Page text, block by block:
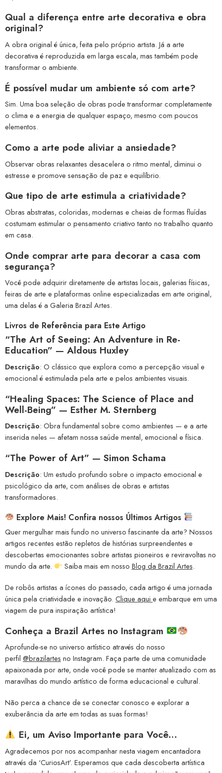
Qual a diferença entre arte decorativa e obra
original?
A obra original é única, feita pelo próprio artista. Já a arte
decorativa é reproduzida em larga escala, mas também pode
transformar o ambiente.
É possível mudar um ambiente só com arte?
Sim. Uma boa seleção de obras pode transformar completamente
o clima e a energia de qualquer espaço, mesmo com poucos
elementos.
Como a arte pode aliviar a ansiedade?
Observar obras relaxantes desacelera o ritmo mental, diminui o
estresse e promove sensação de paz e equilíbrio.
Que tipo de arte estimula a criatividade?
Obras abstratas, coloridas, modernas e cheias de formas fluídas
costumam estimular o pensamento criativo tanto no trabalho quanto
em casa.
Onde comprar arte para decorar a casa com
segurança?
Você pode adquirir diretamente de artistas locais, galerias físicas,
feiras de arte e plataformas online especializadas em arte original,
uma delas é a Galeria Brazil Artes.
Livros de Referência para Este Artigo
“The Art of Seeing: An Adventure in Re-
Education” — Aldous Huxley
Descrição: O clássico que explora como a percepção visual e
emocional é estimulada pela arte e pelos ambientes visuais.
“Healing Spaces: The Science of Place and
Well-Being” — Esther M. Sternberg
Descrição: Obra fundamental sobre como ambientes — e a arte
inserida neles — afetam nossa saúde mental, emocional e física.
“The Power of Art” — Simon Schama
Descrição: Um estudo profundo sobre o impacto emocional e
psicológico da arte, com análises de obras e artistas
transformadores.
Explore Mais! Confira nossos Últimos Artigos
Quer mergulhar mais fundo no universo fascinante da arte? Nossos
artigos recentes estão repletos de histórias surpreendentes e
descobertas emocionantes sobre artistas pioneiros e reviravoltas no
mundo da arte.
Saiba mais em nosso Blog da Brazil Artes.
De robôs artistas a ícones do passado, cada artigo é uma jornada
única pela criatividade e inovação. Clique aqui e embarque em uma
viagem de pura inspiração artística!
Conheça a Brazil Artes no Instagram
Aprofunde-se no universo artístico através do nosso
perfil @brazilartes no Instagram. Faça parte de uma comunidade
apaixonada por arte, onde você pode se manter atualizado com as
maravilhas do mundo artístico de forma educacional e cultural.
Não perca a chance de se conectar conosco e explorar a
exuberância da arte em todas as suas formas!
Ei, um Aviso Importante para Você…
Agradecemos por nos acompanhar nesta viagem encantadora
através da ‘CuriosArt’. Esperamos que cada descoberta artística